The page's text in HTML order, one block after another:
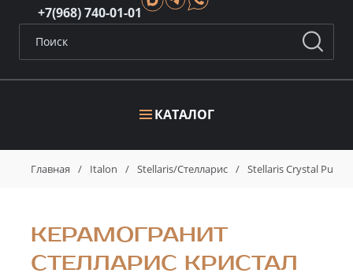
КАТАЛОГ
+7(968) 740-01-01
Главная / Italon / Stellaris/Стелларис / Stellaris Crystal Pure/
КЕРАМОГРАНИТ
СТЕЛЛАРИС КРИСТАЛ